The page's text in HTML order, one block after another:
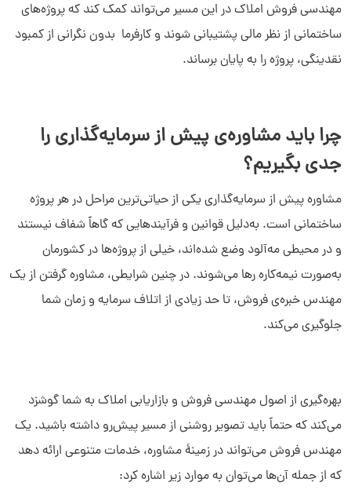
مهندسی فروش املاک در این مسیر می‌تواند کمک کند که پروژه‌های
ساختمانی از نظر مالی پشتیبانی ‌شوند و کارفرما بدون نگرانی از کمبود
نقدینگی، پروژه را به پایان برساند.
چرا باید مشاوره‌ی پیش از سرمایه‌گذاری را
جدی بگیریم؟
مشاوره پیش از سرمایه‌گذاری یکی از حیاتی‌ترین مراحل در هر پروژه
ساختمانی است. به‌دلیل قوانین و فرآیندهایی که گاهاً شفاف نیستند
و در محیطی مه‌آلود وضع شده‌اند، خیلی از پروژه‌ها در کشورمان
به‌صورت نیمه‌کاره رها می‌شوند. در چنین شرایطی، مشاوره گرفتن از یک
مهندس خبره‌ی فروش، تا حد زیادی از اتلاف سرمایه و زمان شما
جلوگیری می‌کند.
بهره‌گیری از اصول مهندسی فروش و بازاریابی املاک به شما گوشزد
می‌کند که حتماً باید تصویر روشنی از مسیر پیش‌رو داشته باشید. یک
مهندس فروش می‌تواند در زمینۀ مشاوره، خدمات متنوعی ارائه ‌دهد
که از جمله آن‌ها می‌توان به موارد زیر اشاره کرد: